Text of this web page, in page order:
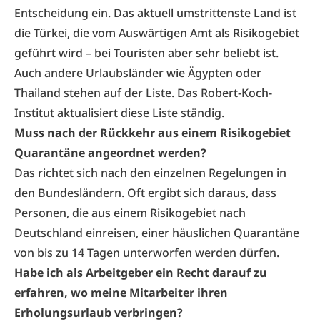
Entscheidung ein. Das aktuell umstrittenste Land ist
die Türkei, die vom Auswärtigen Amt als Risikogebiet
geführt wird – bei Touristen aber sehr beliebt ist.
Auch andere Urlaubsländer wie Ägypten oder
Thailand stehen auf der Liste. Das Robert-Koch-
Institut aktualisiertdiese Listeständig.
Muss nach der Rückkehr aus einem Risikogebiet
Quarantäne angeordnet werden?
Das richtet sich nach den einzelnen Regelungen in
den Bundesländern. Oft ergibt sich daraus, dass
Personen, die aus einem Risikogebiet nach
Deutschland einreisen, einer häuslichen Quarantäne
von bis zu 14 Tagen unterworfen werden dürfen.
Habe ich als Arbeitgeber ein Recht darauf zu
erfahren, wo meine Mitarbeiter ihren
Erholungsurlaub verbringen?